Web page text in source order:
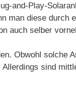
and-Play-
man diese durch
auch selber
Obwohl solche
sind